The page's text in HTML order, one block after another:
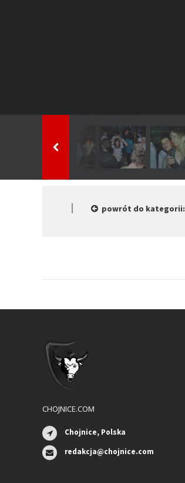
powrót do kategorii:
CHOJNICE.COM
Chojnice, Polska
redakcja@chojnice.com